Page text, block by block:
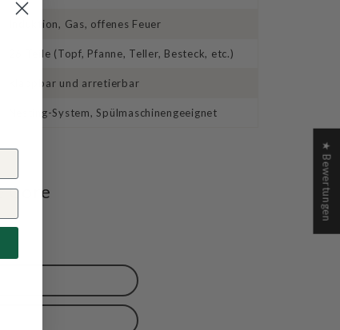
Induktion, Gas, offenes Feuer
26 Teile (Topf, Pfanne, Teller, Besteck, etc.)
Klappbar und arretierbar
Nesting-System, Spülmaschinengeeignet
Core ★ Bewertungen